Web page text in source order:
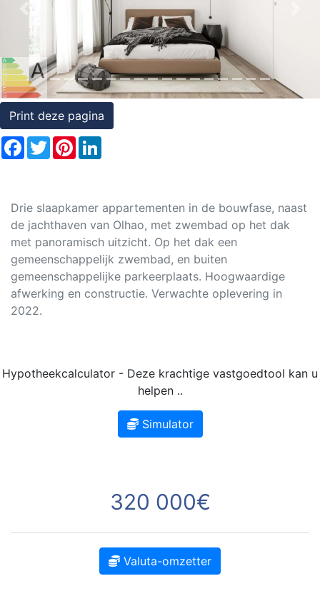
onroerend
goed
Print deze pagina
Facebook
TwitterPinterest
Drie slaapkamer appartementen in de bouwfase, naast
de jachthaven van Olhao, met zwembad op het dak
met panoramisch uitzicht. Op het dak een
gemeenschappelijk zwembad, en buiten
gemeenschappelijke parkeerplaats. Hoogwaardige
afwerking en constructie. Verwachte oplevering in
2022.
Hypotheekcalculator - Deze krachtige vastgoedtool kan u
helpen ..
Simulator
320 000€
Valuta-omzetter